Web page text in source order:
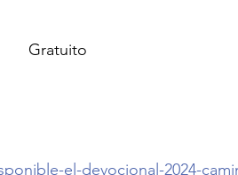
Gratuito
el-devocional-2024-